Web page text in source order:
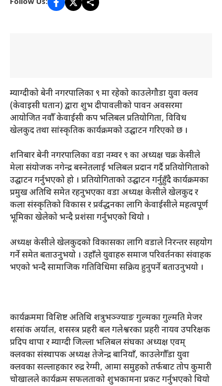
Follow Us:
म्याग्दीको बेनी नगरपालिका ९ मा रहेको काउलेगौडा युवा क्लव
(केवाइसी घतान) द्वारा शुभ दीपावलीको पावन अवसरमा
आयोजित नवौँ केवाईसी कप भलिबल प्रतियोगिता, विविध
खेलकुद तथा सांस्कृतिक कार्यक्रमको उद्घाटन गरिएको छ ।
शनिबार बेनी नगरपालिका वडा नम्वर ९ का अध्यक्ष चक्र केसीले
मेला संयोजक नगेन्द्र बस्नेतलाई भलिबल प्रदान गर्दै प्रतियोगिताको
उद्घाटन गर्नुभएको हो । प्रतियोगिताको उद्घाटन गर्नुहुँदै कार्यक्रमका
प्रमुख अतिथि समेत रहनुभएका वडा अध्यक्ष केसीले खेलकुद र
कला संस्कृतिको विकास र प्रर्वद्धनका लागि केवाईसीले महत्वपूर्ण
भूमिका खेलेको भन्दै प्रशंसा गर्नुभएको थियो ।
अध्यक्ष केसीले खेलकुदको विकासका लागि वडाले निरन्तर सहयोग
गर्ने समेत बताउनुभयो । उहाँले युवाहरु समाज परिवर्तनका संवाहक
भएको भन्दै सामाजिक गतिविधिमा सक्रिय हुनुपर्ने बताउनुभयो ।
कार्यक्रममा विशिष्ट अतिथि शत्रुभञ्ज्याङ गुल्मका गुल्मति मेजर
शसांक अर्याल, शसस्त्र प्रहरी बल गलेश्वरका प्रहरी नायव उपरिक्षक
प्रदिप थापा र म्याग्दी जिल्ला भलिबल संघका अध्यक्ष एवम्
क्लवका संस्थापक अध्यक्ष तेजेन्द्र बानियाँ, काउलेगौँडा युवा
क्लवका सल्लाहकार रुद्र रेग्मी, आमा समुहको तर्फबाट तोप कुमारी
चोखालले कार्यक्रम सफलताको शुभकामना प्रकट गर्नुभएको थियो